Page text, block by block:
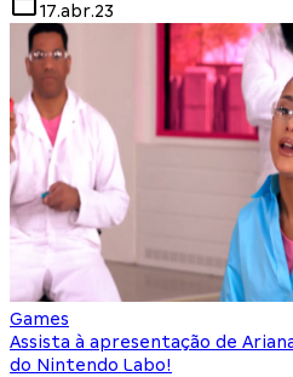
17.abr.23
Games
Assista à apresentação de
do Nintendo Labo!